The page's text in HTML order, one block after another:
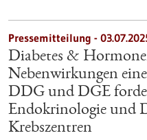
Pressemitteilung -
Diabetes &
Nebenwirkungen
DDG und DGE
Endokrinologie und
Krebszentren